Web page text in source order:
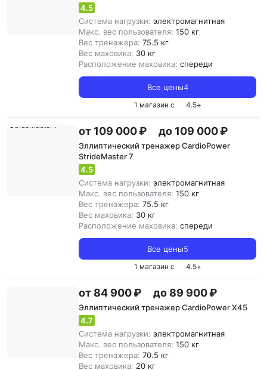
4.5
Система нагрузки: электромагнитная
Макс. вес пользователя: 150 кг
Вес тренажера: 75.5 кг
Вес маховика: 30 кг
Расположение маховика: спереди
Все цены4
1 магазин с 4.5+
от 109 000 ₽ до 109 000 ₽
Эллиптический тренажер CardioPower
StrideMaster 7
4.5
Система нагрузки: электромагнитная
Макс. вес пользователя: 150 кг
Вес тренажера: 75.5 кг
Вес маховика: 30 кг
Расположение маховика: спереди
Все цены5
1 магазин с 4.5+
от 84 900 ₽ до 89 900 ₽
Эллиптический тренажер CardioPower X45
4.7
Система нагрузки: электромагнитная
Макс. вес пользователя: 150 кг
Вес тренажера: 70.5 кг
Вес маховика: 20 кг